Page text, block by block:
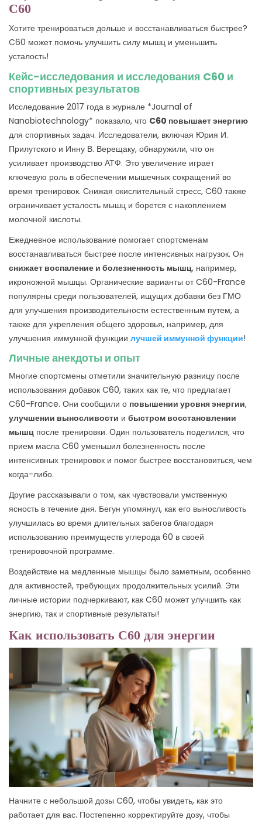
C60
Хотите тренироваться дольше и восстанавливаться быстрее?
C60 может помочь улучшить силу мышц и уменьшить
усталость!
Кейс-исследования и исследования C60 и
спортивных результатов
Исследование 2017 года в журнале *Journal of
Nanobiotechnology* показало, что C60 повышает энергию
для спортивных задач. Исследователи, включая Юрия И.
Прилутского и Инну В. Верещаку, обнаружили, что он
усиливает производство АТФ. Это увеличение играет
ключевую роль в обеспечении мышечных сокращений во
время тренировок. Снижая окислительный стресс, C60 также
ограничивает усталость мышц и борется с накоплением
молочной кислоты.
Ежедневное использование помогает спортсменам
восстанавливаться быстрее после интенсивных нагрузок. Он
снижает воспаление и болезненность мышц, например,
икроножной мышцы. Органические варианты от C60-France
популярны среди пользователей, ищущих добавки без ГМО
для улучшения производительности естественным путем, а
также для укрепления общего здоровья, например, для
улучшения иммунной функции лучшей иммунной функции!
Личные анекдоты и опыт
Многие спортсмены отметили значительную разницу после
использования добавок C60, таких как те, что предлагает
C60-France. Они сообщили о повышении уровня энергии,
улучшении выносливости и быстром восстановлении
мышц после тренировки. Один пользователь поделился, что
прием масла C60 уменьшил болезненность после
интенсивных тренировок и помог быстрее восстановиться, чем
когда-либо.
Другие рассказывали о том, как чувствовали умственную
ясность в течение дня. Бегун упомянул, как его выносливость
улучшилась во время длительных забегов благодаря
использованию преимуществ углерода 60 в своей
тренировочной программе.
Воздействие на медленные мышцы было заметным, особенно
для активностей, требующих продолжительных усилий. Эти
личные истории подчеркивают, как C60 может улучшить как
энергию, так и спортивные результаты!
Как использовать C60 для энергии
Начните с небольшой дозы C60, чтобы увидеть, как это
работает для вас. Постепенно корректируйте дозу, чтобы